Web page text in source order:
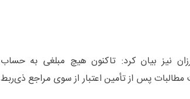
نیز بیان کرد: تاکنون هیچ مبلغی به حساب
پس از تأمین اعتبار از سوی مراجع ذی‌ربط